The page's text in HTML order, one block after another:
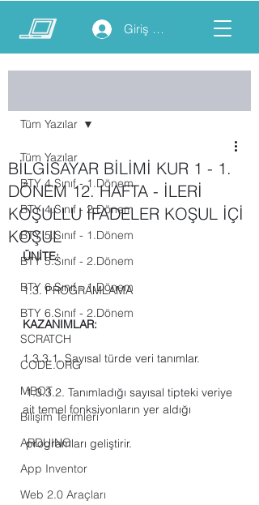
Giriş yap
Tüm Yazılar
BTY 4.Sınıf - 1.Dönem
BTY 4.Sınıf - 2.Dönem
BTY 5.Sınıf - 1.Dönem
BTY 5.Sınıf - 2.Dönem
BTY 6.Sınıf - 1.Dönem
BTY 6.Sınıf - 2.Dönem
SCRATCH
CODE.ORG
MBOT
Bilişim Terimleri
ARDUINO
App Inventor
Web 2.0 Araçları
Tüm Yazılar
BİLGİSAYAR BİLİMİ KUR 1 - 1.
DÖNEM 12. HAFTA - İLERİ
KOŞULLU İFADELER KOŞUL İÇİ
KOŞUL
ÜNİTE:
1.3. PROGRAMLAMA
KAZANIMLAR:
1.3.3.1. Sayısal türde veri tanımlar.
1.3.3.2. Tanımladığı sayısal tipteki veriye
ait temel fonksiyonların yer aldığı
programları geliştirir.